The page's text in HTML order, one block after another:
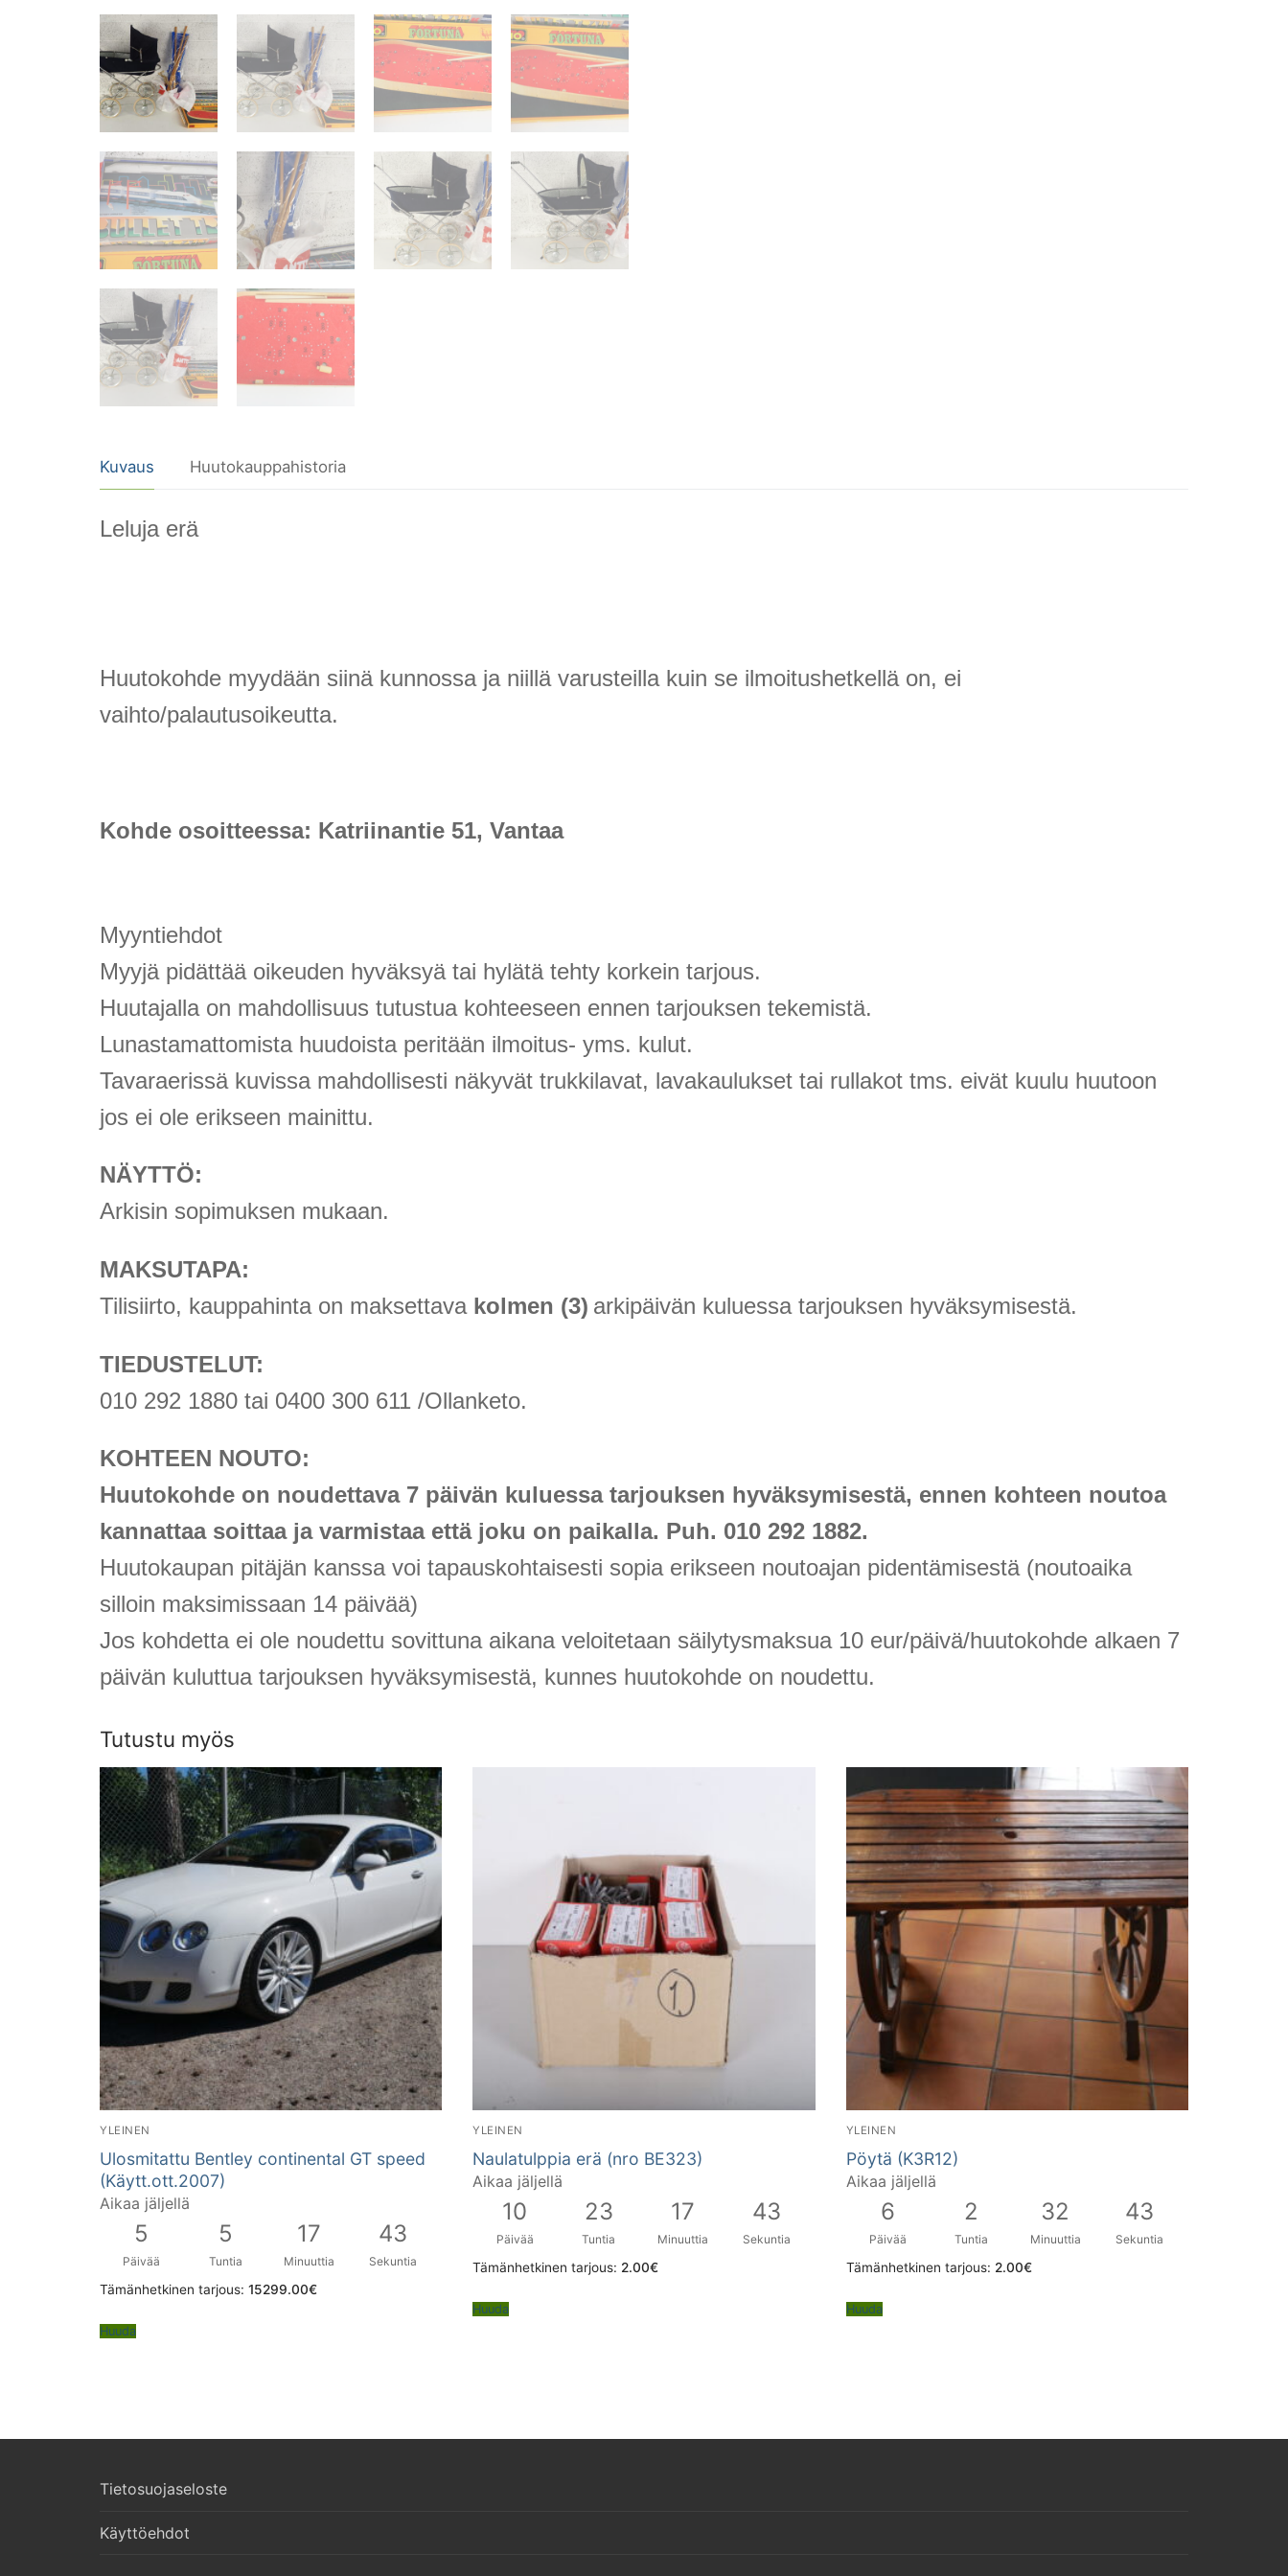
Kuvaus Huutokauppahistoria
Leluja erä
Huutokohde myydään siinä kunnossa ja niillä varusteilla kuin se ilmoitushetkellä on, ei
vaihto/palautusoikeutta.
Kohde osoitteessa: Katriinantie 51, Vantaa
Myyntiehdot
Myyjä pidättää oikeuden hyväksyä tai hylätä tehty korkein tarjous.
Huutajalla on mahdollisuus tutustua kohteeseen ennen tarjouksen tekemistä.
Lunastamattomista huudoista peritään ilmoitus- yms. kulut.
Tavaraerissä kuvissa mahdollisesti näkyvät trukkilavat, lavakaulukset tai rullakot tms. eivät kuulu huutoon
jos ei ole erikseen mainittu.
NÄYTTÖ:
Arkisin sopimuksen mukaan.
MAKSUTAPA:
Tilisiirto, kauppahinta on maksettava kolmen (3) arkipäivän kuluessa tarjouksen hyväksymisestä.
TIEDUSTELUT:
010 292 1880 tai 0400 300 611 /Ollanketo.
KOHTEEN NOUTO:
Huutokohde on noudettava 7 päivän kuluessa tarjouksen hyväksymisestä, ennen kohteen noutoa
kannattaa soittaa ja varmistaa että joku on paikalla. Puh. 010 292 1882.
Huutokaupan pitäjän kanssa voi tapauskohtaisesti sopia erikseen noutoajan pidentämisestä (noutoaika
silloin maksimissaan 14 päivää)
Jos kohdetta ei ole noudettu sovittuna aikana veloitetaan säilytysmaksua 10 eur/päivä/huutokohde alkaen 7
päivän kuluttua tarjouksen hyväksymisestä, kunnes huutokohde on noudettu.
Tutustu myös
YLEINEN
Ulosmitattu Bentley continental GT speed
(Käytt.ott.2007)
Aikaa jäljellä
5
Päivää
5
Tuntia
17
Minuuttia
42
Sekuntia
Tämänhetkinen tarjous: 15299.00€
Huuda
YLEINEN
Naulatulppia erä (nro BE323)
Aikaa jäljellä
10
Päivää
23
Tuntia
17
Minuuttia
42
Sekuntia
Tämänhetkinen tarjous: 2.00€
Huuda
YLEINEN
Pöytä (K3R12)
Aikaa jäljellä
6
Päivää
2
Tuntia
32
Minuuttia
42
Sekuntia
Tämänhetkinen tarjous: 2.00€
Huuda
Tietosuojaseloste
Käyttöehdot